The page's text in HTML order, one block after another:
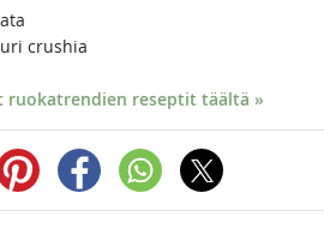
crushia
ruokatrendien reseptit täältä »